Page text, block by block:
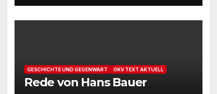
GESCHICHTE UND GEGENWART OKV TEXT AKTUELL
Rede von Hans Bauer